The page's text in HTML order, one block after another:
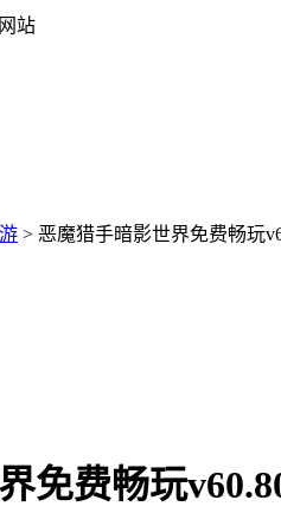
站
> 恶魔猎手暗影世界免费畅玩
免费畅玩